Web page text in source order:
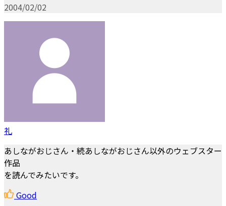
2004/02/02
礼
あしながおじさん・続あしながおじさん以外のウェブスター
作品
を読んでみたいです。
Good